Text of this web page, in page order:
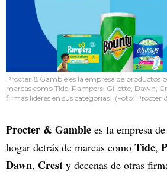
Procter & Gamble es la empresa de productos
marcas como Tide, Pampers, Gillette, Dawn,
firmas líderes en sus categorías. (Foto: Procter
Procter & Gamble es la empresa
hogar detrás de marcas como Tide,
Dawn, Crest y decenas de otras